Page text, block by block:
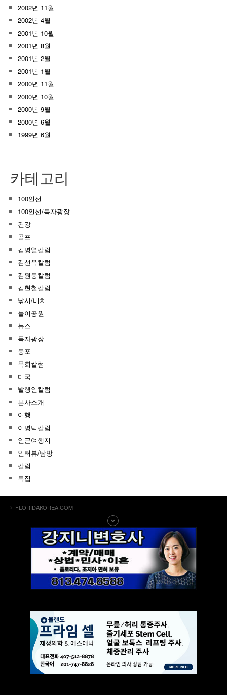
2002년 11월
2002년 4월
2001년 10월
2001년 8월
2001년 2월
2001년 1월
2000년 11월
2000년 10월
2000년 9월
2000년 6월
1999년 6월
카테고리
100인선
100인선/독자광장
건강
골프
김명열칼럼
김선옥칼럼
김원동칼럼
김현철칼럼
낚시/비치
놀이공원
뉴스
독자광장
동포
목회칼럼
미국
발행인칼럼
본사소개
여행
이명덕칼럼
인근여행지
인터뷰/탐방
칼럼
특집
FLORIDAKOREA.COM